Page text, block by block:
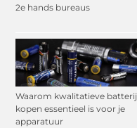
2e hands bureaus
Waarom kwalitatieve
kopen essentieel is voor je
apparatuur